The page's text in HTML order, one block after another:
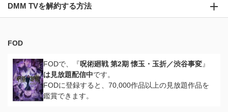
DMM TVを解約する方法
FOD
FODで、『呪術廻戦 第2期 懐玉・玉折／渋谷事変』
は見放題配信中です。
FODに登録すると、70,000作品以上の見放題作品を
鑑賞できます。